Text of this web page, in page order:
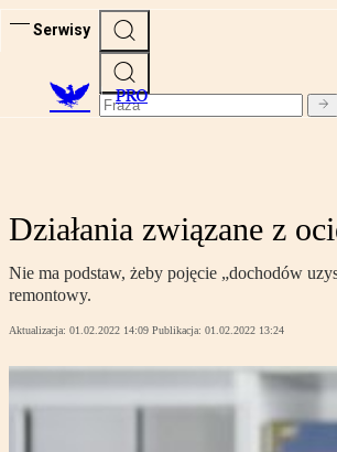
Serwisy
PRO
Działania związane z
Nie ma podstaw, żeby pojęcie „dochodów
remontowy.
Aktualizacja: 01.02.2022 14:09 Publikacja: 01.02.2022 13:24